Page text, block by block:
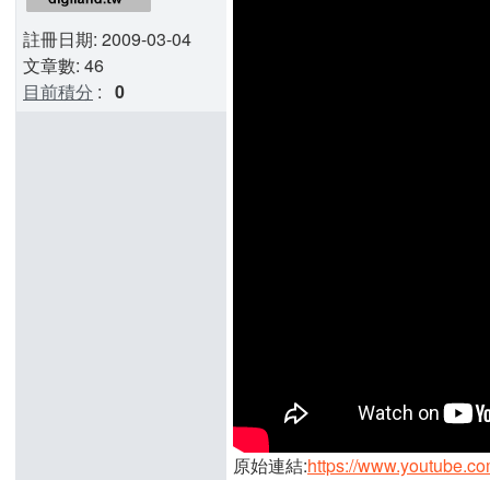
註冊日期: 2009-03-04
文章數: 46
目前積分 : 0
原始連結:https://